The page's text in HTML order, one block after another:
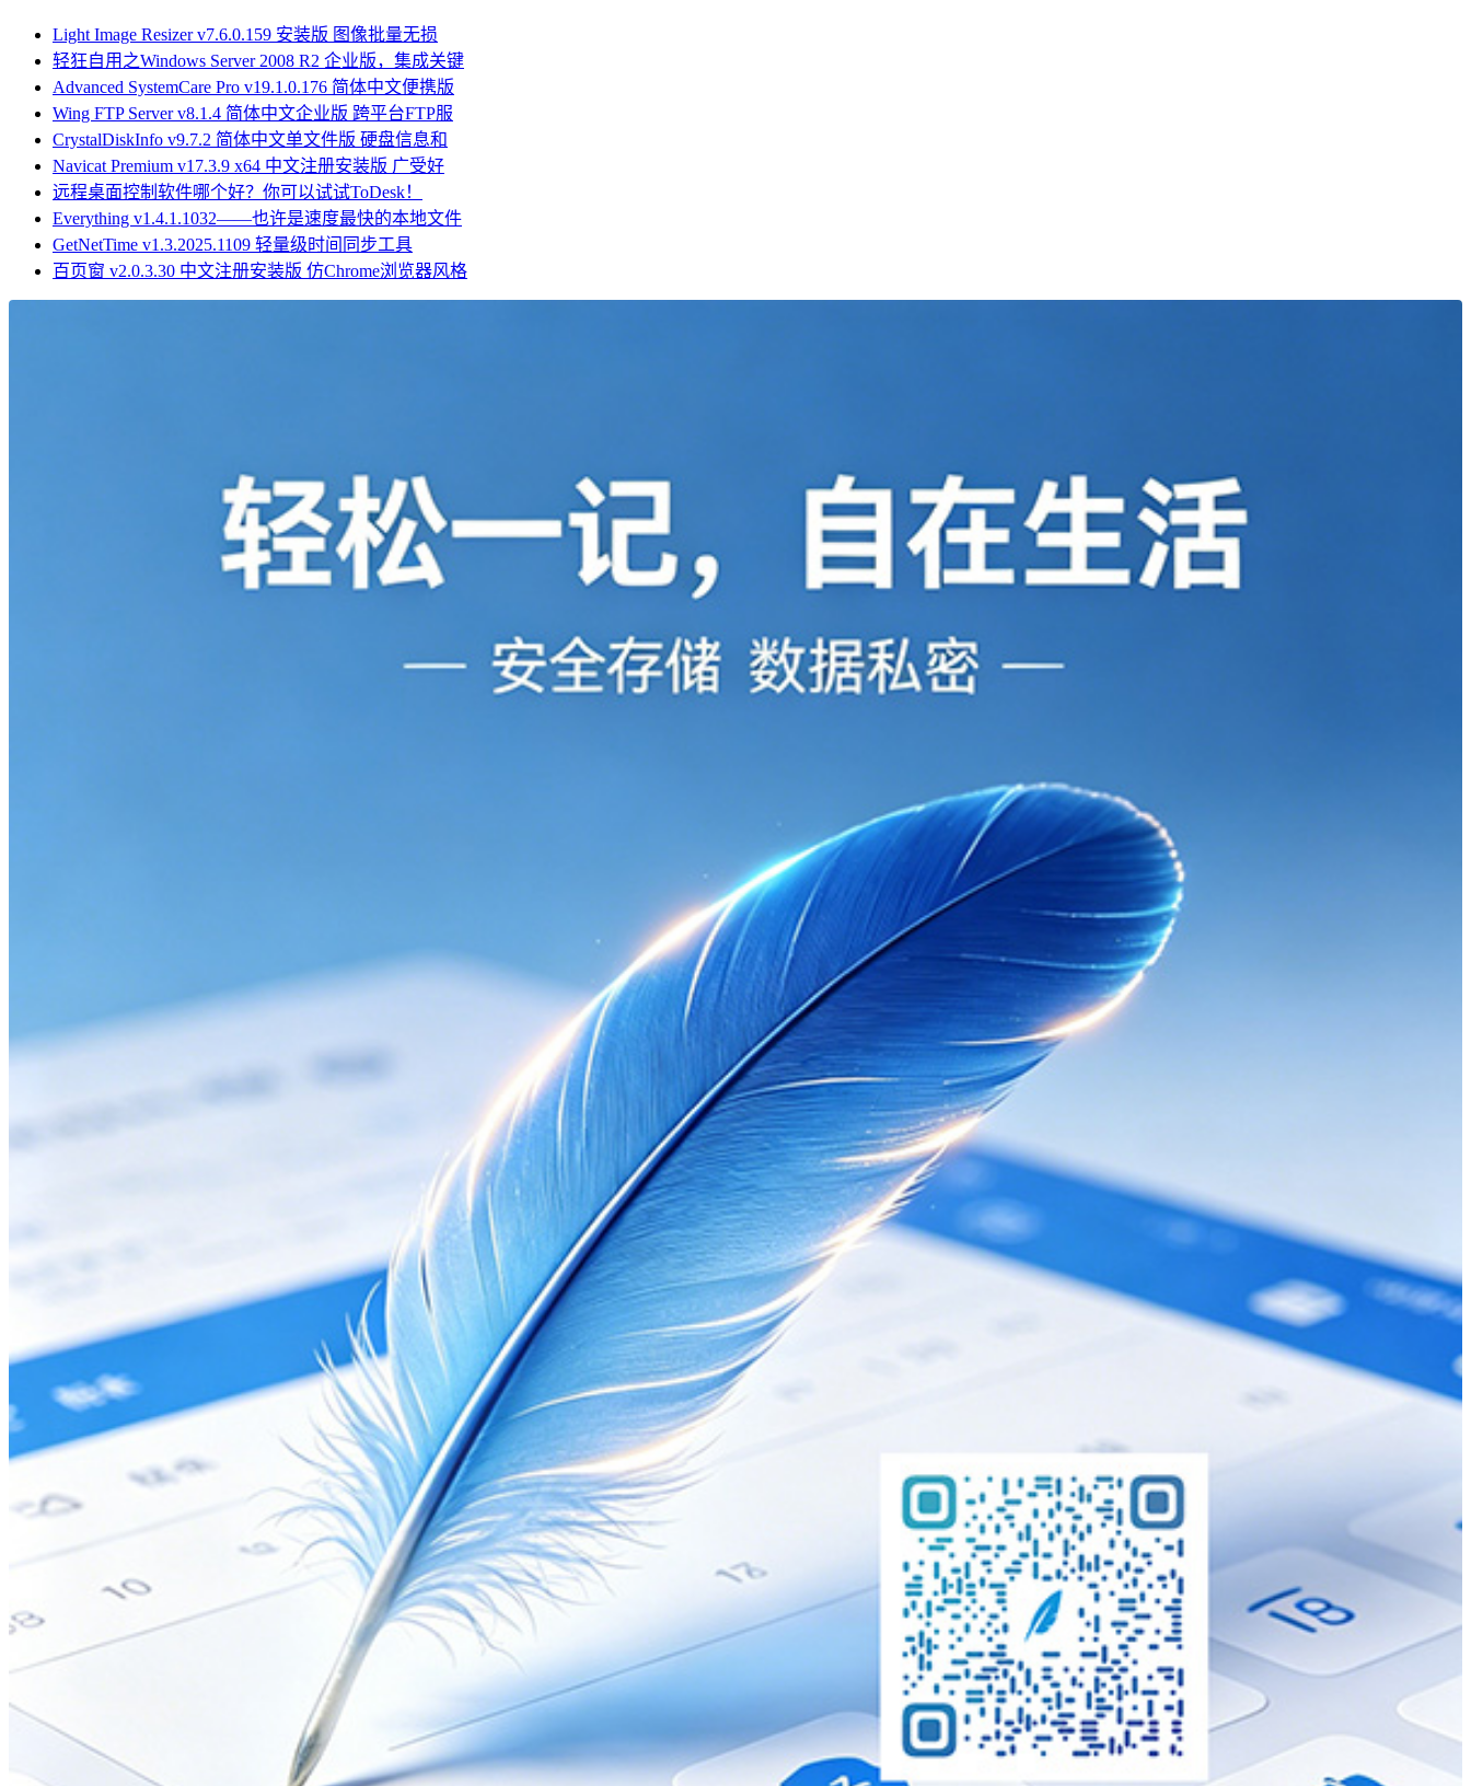
Light Image Resizer v7.6.0.159 安装版 图像批量无损
轻狂自用之Windows Server 2008 R2 企业版，集成关键
Advanced SystemCare Pro v19.1.0.176 简体中文便携版
Wing FTP Server v8.1.4 简体中文企业版 跨平台FTP服
CrystalDiskInfo v9.7.2 简体中文单文件版 硬盘信息和
Navicat Premium v17.3.9 x64 中文注册安装版 广受好
远程桌面控制软件哪个好？你可以试试ToDesk！
Everything v1.4.1.1032——也许是速度最快的本地文件
GetNetTime v1.3.2025.1109 轻量级时间同步工具
百页窗 v2.0.3.30 中文注册安装版 仿Chrome浏览器风格